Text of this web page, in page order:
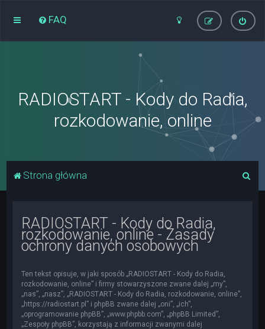
FAQ
RADIOSTART - Kody do Radia,
rozkodowanie, online
Strona główna
RADIOSTART - Kody do Radia,
rozkodowanie, online - Zasady
ochrony danych osobowych
Ten tekst opisuje, w jaki sposób „RADIOSTART - Kody do Radia,
rozkodowanie, online” i firmy stowarzyszone zwane dalej „my”,
„nas”, „nasz”, „RADIOSTART - Kody do Radia, rozkodowanie, online”,
„https://radiostart.pl” i phpBB zwane dalej „oni”, „ich”,
„oprogramowanie phpBB”, „www.phpbb.com”, „phpBB Limited”,
„Zespoły phpBB”, korzystają z informacji zwanymi dalej